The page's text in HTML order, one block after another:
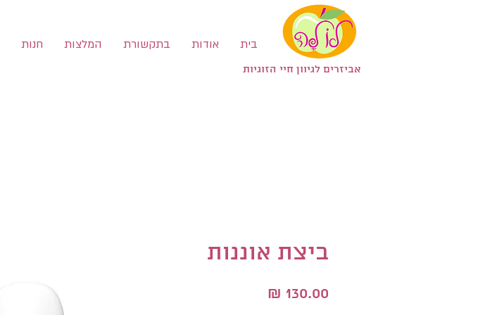
בית אודות בתקשורת המלצות חנות
אביזרים לגיוון חיי הזוגיות
ביצת אוננות